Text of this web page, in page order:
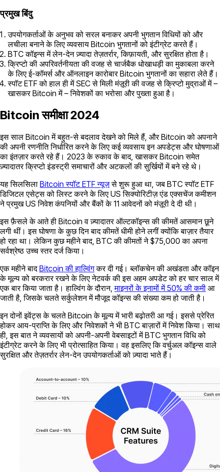
प्रमुख बिंदु
उपयोगकर्ताओं के अनुभव को सरल बनाकर अपनी भुगतान विधियों को और
लचीला बनाने के लिए व्यवसाय Bitcoin भुगतानों को इंटीग्रेट करते हैं।
BTC कॉइन्स में लेन-देन ज़्यादा तेज़तर्रार, किफ़ायती, और सुरक्षित होता है।
क्रिप्टो की अपरिवर्तनीयता की वजह से चार्जबैक धोखाधड़ी का मुकाबला करने
के लिए ई-कॉमर्स और ऑनलाइन कारोबार Bitcoin भुगतानों का सहारा लेते हैं।
स्पॉट ETF को हाल ही में SEC से मिली मंज़ूरी की वजह से क्रिप्टो मुद्राओं में –
खासकर Bitcoin में – निवेशकों का भरोसा और पुख्ता हुआ है।
Bitcoin समीक्षा 2024
इस साल Bitcoin में बहुत-से बदलाव देखने को मिले हैं, और Bitcoin को अपनाने
की अपनी रणनीति निर्धारित करने के लिए कई व्यवसाय इन अपडेट्स और घोषणाओं
का इंतज़ार करते रहे हैं। 2023 के रुकाव के बाद, खासकर Bitcoin समेत
ज़्यादातर क्रिप्टो इंडस्ट्री समाचारों और अटकलों की सुर्खियों में बने रहे थे।
यह सिलसिला Bitcoin स्पॉट ETF न्यूज़से शुरू हुआ था, जब BTC स्पॉट ETF
डिजिटल एसेट्स को लिस्ट करने के लिए US सिक्योरिटीज़ एंड एक्सचेंज कमीशन
ने प्रमुख US निवेश कंपनियों और बैंकों के 11 आवेदनों को मंज़ूरी दे दी थी।
इस फ़ैसले के आते ही Bitcoin व ज़्यादातर ऑल्टकॉइन्स की कीमतें आसमान छूने
लगी थीं। इस घोषणा के कुछ दिन बाद कीमतें धीमी होने लगीं क्योंकि बाज़ार तैयार
हो रहा था। लेकिन कुछ महीने बाद, BTC की कीमतों ने $75,000 का अपना
सर्वश्रेष्ठ उच्च स्तर दर्ज किया।
एक महीने बादBitcoin की हाल्विंगकर दी गई। ब्लॉकचेन की अखंडता और कॉइन
के मूल्य को बरकरार रखने के लिए नेटवर्क की इस अहम अपडेट को हर चार साल में
एक बार किया जाता है। हाल्विंग के दौरान,माइनरों के इनामों में 50% की कमी आ
जाती है, जिसके चलते सर्कुलेशन में मौजूद कॉइन्स की संख्या कम हो जाती है।
इन दोनों इवेंट्स के चलते Bitcoin के मूल्य में भारी बढ़ोतरी आ गई। इससे प्रेरित
होकर आय-प्राप्ति के लिए और निवेशकों ने भी BTC बाज़ारों में निवेश किया। साथ
ही, इस बात ने व्यवसायों को अपनी-अपनी वेबसाइटों में BTC भुगतान विधि को
इंटीग्रेट करने के लिए भी प्रोत्साहित किया। वह इसलिए कि वर्चुअल कॉइन्स वाले
सुरक्षित और तेज़तर्रार लेन-देन उपयोगकर्ताओं को ज़्यादा भाते हैं।